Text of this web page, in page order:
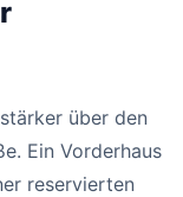
über den
Ein Vorderhaus
reservierten